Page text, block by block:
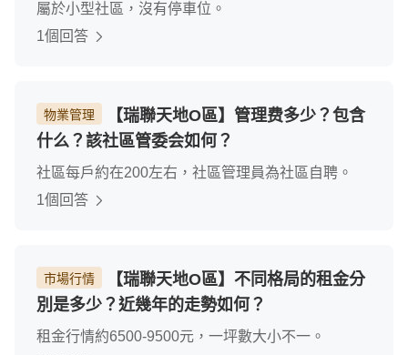
屬於小型社區，沒有停車位。
1個回答
物業管理
【瑞聯天地O區】管理费多少？包含
什么？該社區管委会如何？
社區每戶約在200左右，社區管理員為社區自聘。
1個回答
市場行情
【瑞聯天地O區】不同格局的租金分
別是多少？近幾年的走勢如何？
租金行情約6500-9500元，一坪數大小不一。